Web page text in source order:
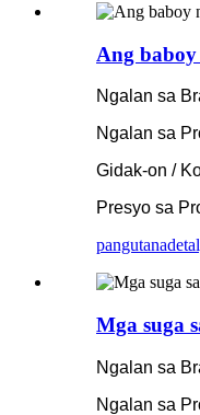
Ang
Ngalan sa
Ngalan sa
Gidak-on /
Presyo sa
pangutana
Mga suga
Ngalan sa
Ngalan sa